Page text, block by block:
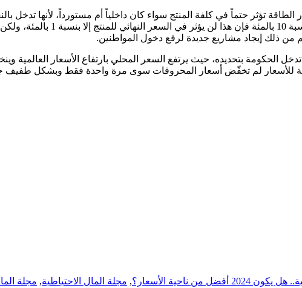
تؤثر حتماً في كلفة المنتج سواء كان داخلياً أم مستورداً، لأنها تدخل بالنقل
كبيرة أمام مجموع الكلف،
الحكومة بتحديده، حيث يرتفع السعر المحلي بارتفاع الأسعار العالمية
للأسعار لم تخفّض أسعار المحروقات سوى مرة واحدة فقط وبشكل
ناحية الأسعار؟ , مجلة المال الاحتياطية, مجلة